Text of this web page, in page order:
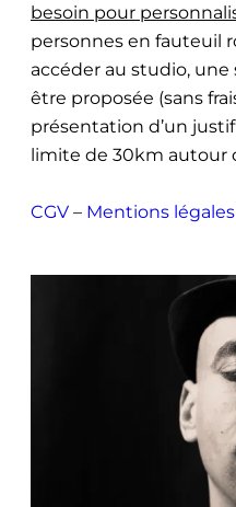
besoin pour
personnes en fauteuil
accéder au studio, une
être proposée (sans
présentation d’un
limite de 30km autour
CGV – Mentions légales